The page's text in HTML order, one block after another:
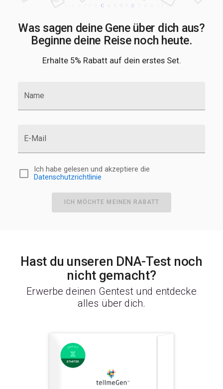
TMEM225B TOMM40
WSCD2 ZBTB7A ZFP64 ZNF654 ZNF668 ZZEF1
ZZZ3
Was sagen deine Gene über dich aus?
Beginne deine Reise noch heute.
Erhalte 5% Rabatt auf dein erstes Set.
Name
E-Mail
Ich habe gelesen und akzeptiere die
Datenschutzrichtlinie
ICH MÖCHTE MEINEN RABATT
Hast du unseren DNA-Test noch
nicht gemacht?
Erwerbe deinen Gentest und entdecke
alles über dich.